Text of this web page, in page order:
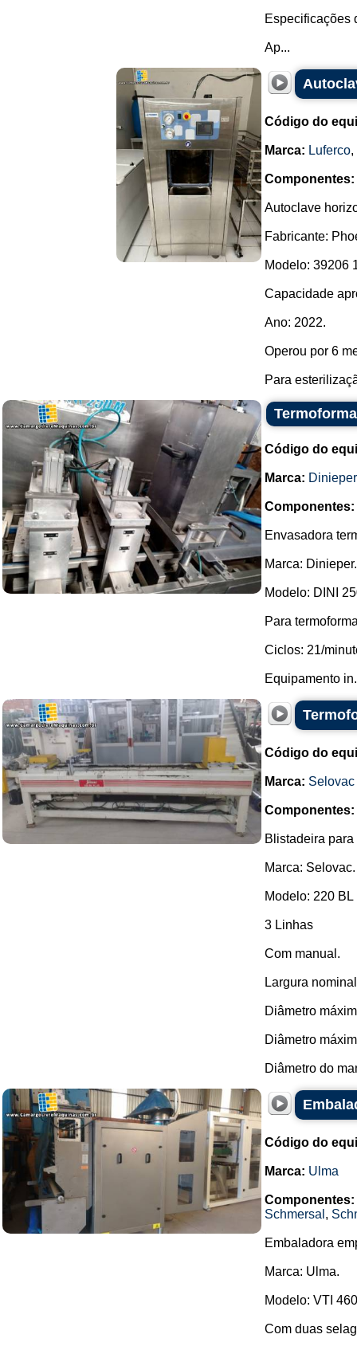
Especificações
Ap...
Código do
Marca: Luferco,
Componentes:
Autoclave
Fabricante:
Modelo: 39206
Capacidade
Ano: 2022.
Operou por 6
Para
Código do
Marca: Dinieper
Componentes:
Envasadora
Marca: Dinieper.
Modelo: DINI
Para
Ciclos: 21/
Equipamento
Código do
Marca: Selovac
Componentes:
Blistadeira para
Marca: Selovac.
Modelo: 220 BL
3 Linhas
Com manual.
Largura
Diâmetro
Diâmetro
Diâmetro do
Código do
Marca: Ulma
Componentes:
Schmersal ,
Embaladora
Marca: Ulma.
Modelo: VTI
Com duas